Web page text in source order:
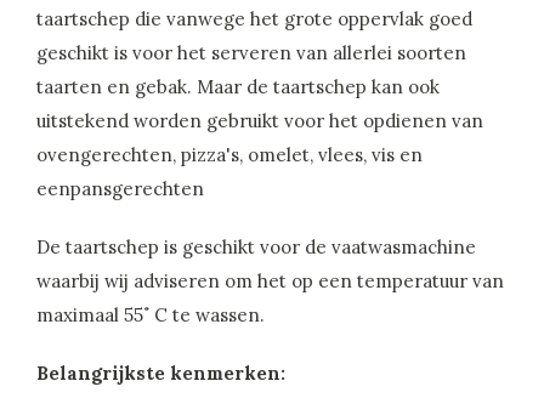
taartschep die vanwege het grote oppervlak goed
geschikt is voor het serveren van allerlei soorten
taarten en gebak. Maar de taartschep kan ook
uitstekend worden gebruikt voor het opdienen van
ovengerechten, pizza's, omelet, vlees, vis en
eenpansgerechten
De taartschep is geschikt voor de vaatwasmachine
waarbij wij adviseren om het op een temperatuur van
maximaal 55˚ C te wassen.
Belangrijkste kenmerken: